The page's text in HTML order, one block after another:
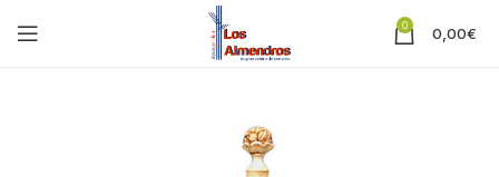
0 0,00€